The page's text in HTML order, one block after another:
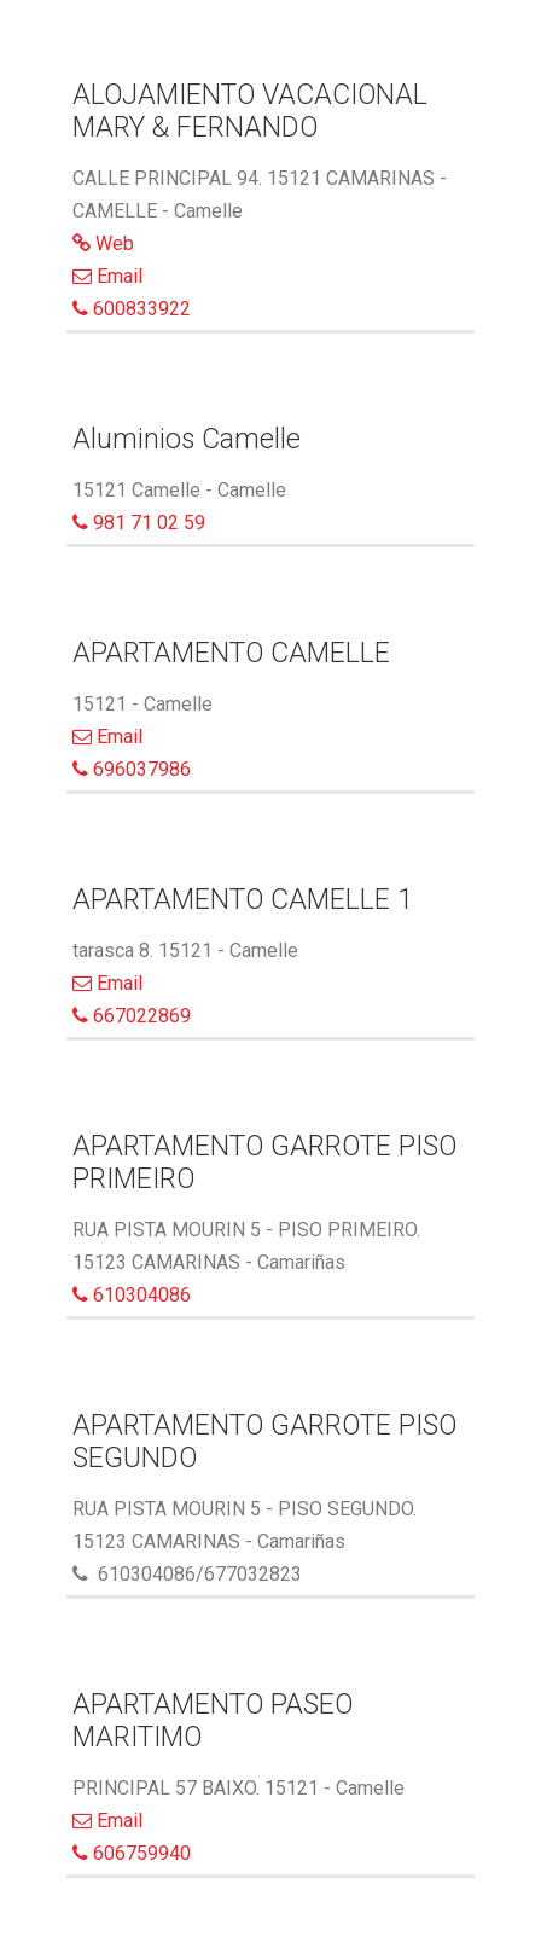
ALOJAMIENTO VACACIONAL
MARY & FERNANDO
CALLE PRINCIPAL 94. 15121 CAMARINAS -
CAMELLE - Camelle
Web
Email
600833922
Aluminios Camelle
15121 Camelle - Camelle
981 71 02 59
APARTAMENTO CAMELLE
15121 - Camelle
Email
696037986
APARTAMENTO CAMELLE 1
tarasca 8. 15121 - Camelle
Email
667022869
APARTAMENTO GARROTE PISO
PRIMEIRO
RUA PISTA MOURIN 5 - PISO PRIMEIRO.
15123 CAMARINAS - Camariñas
610304086
APARTAMENTO GARROTE PISO
SEGUNDO
RUA PISTA MOURIN 5 - PISO SEGUNDO.
15123 CAMARINAS - Camariñas
610304086/677032823
APARTAMENTO PASEO
MARITIMO
PRINCIPAL 57 BAIXO. 15121 - Camelle
Email
606759940